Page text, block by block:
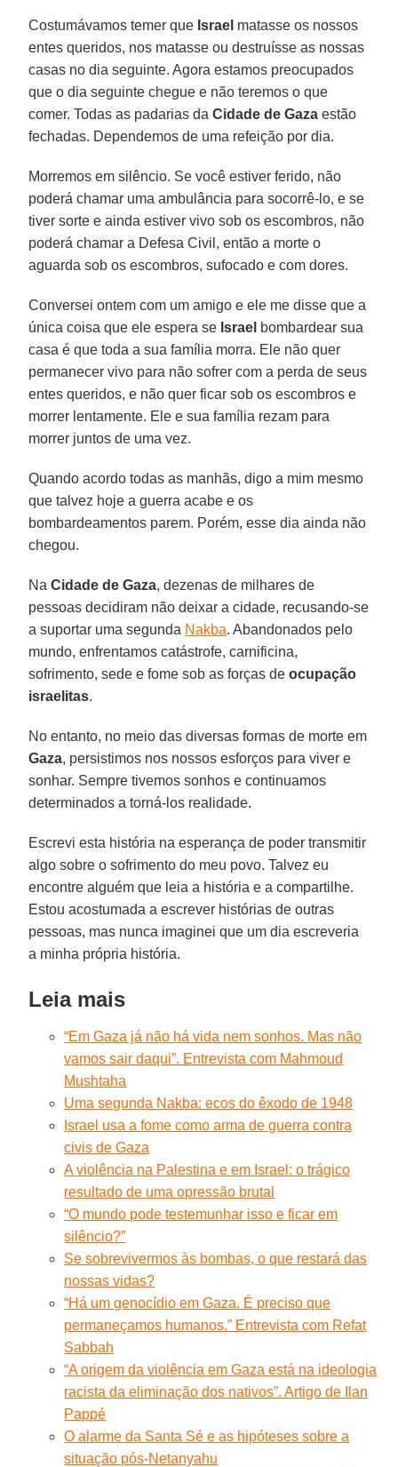
Costumávamos temer que Israel matasse os nossos
entes queridos, nos matasse ou destruísse as nossas
casas no dia seguinte. Agora estamos preocupados
que o dia seguinte chegue e não teremos o que
comer. Todas as padarias daCidade de Gaza estão
fechadas. Dependemos de uma refeição por dia.
Morremos em silêncio. Se você estiver ferido, não
poderá chamar uma ambulância para socorrê-lo, e se
tiver sorte e ainda estiver vivo sob os escombros, não
poderá chamar a Defesa Civil, então a morte o
aguarda sob os escombros, sufocado e com dores.
Conversei ontem com um amigo e ele me disse que a
única coisa que ele espera se Israel bombardear sua
casa é que toda a sua família morra. Ele não quer
permanecer vivo para não sofrer com a perda de seus
entes queridos, e não quer ficar sob os escombros e
morrer lentamente. Ele e sua família rezam para
morrer juntos de uma vez.
Quando acordo todas as manhãs, digo a mim mesmo
que talvez hoje a guerra acabe e os
bombardeamentos parem. Porém, esse dia ainda não
chegou.
NaCidade de Gaza, dezenas de milhares de
pessoas decidiram não deixar a cidade, recusando-se
a suportar uma segunda Nakba. Abandonados pelo
mundo, enfrentamos catástrofe, carnificina,
sofrimento, sede e fome sob as forças deocupação
israelitas.
No entanto, no meio das diversas formas de morte em
Gaza, persistimos nos nossos esforços para viver e
sonhar. Sempre tivemos sonhos e continuamos
determinados a torná-los realidade.
Escrevi esta história na esperança de poder transmitir
algo sobre o sofrimento do meu povo. Talvez eu
encontre alguém que leia a história e a compartilhe.
Estou acostumada a escrever histórias de outras
pessoas, mas nunca imaginei que um dia escreveria
a minha própria história.
Leia mais
“Em Gaza já não há vida nem sonhos. Mas não
vamos sair daqui”. Entrevista com Mahmoud
Mushtaha
Uma segunda Nakba: ecos do êxodo de 1948
Israel usa a fome como arma de guerra contra
civis de Gaza
A violência na Palestina e em Israel: o trágico
resultado de uma opressão brutal
“O mundo pode testemunhar isso e ficar em
silêncio?”
Se sobrevivermos às bombas, o que restará das
nossas vidas?
“Há um genocídio em Gaza. É preciso que
permaneçamos humanos.” Entrevista com Refat
Sabbah
“A origem da violência em Gaza está na ideologia
racista da eliminação dos nativos”. Artigo de Ilan
Pappé
O alarme da Santa Sé e as hipóteses sobre a
situação pós-Netanyahu